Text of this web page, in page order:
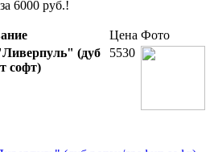
6000 руб.!
Цена Фото
(дуб
софт)
5530